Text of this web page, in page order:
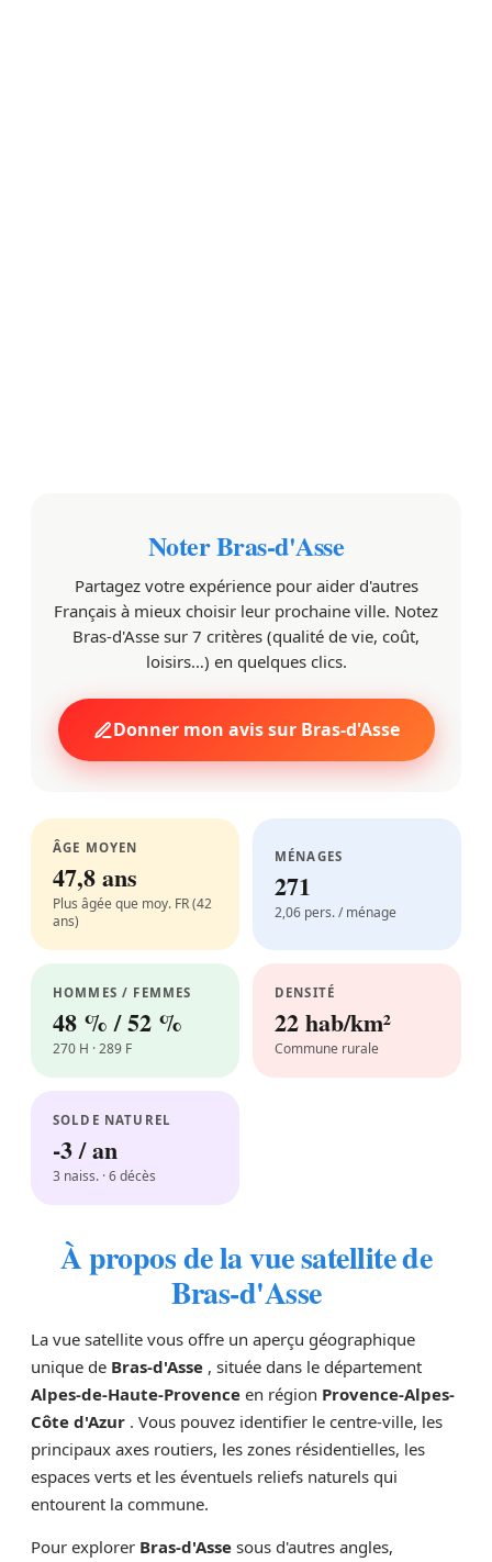
Noter Bras-d'Asse
Partagez votre expérience pour aider d'autres
Français à mieux choisir leur prochaine ville. Notez
Bras-d'Asse sur 7 critères (qualité de vie, coût,
loisirs…) en quelques clics.
Donner mon avis sur Bras-d'Asse
ÂGE MOYEN
47,8 ans
Plus âgée que moy. FR (42
ans)
MÉNAGES
271
2,06 pers. / ménage
HOMMES / FEMMES
48 % / 52 %
270 H · 289 F
DENSITÉ
22 hab/km²
Commune rurale
SOLDE NATUREL
-3 / an
3 naiss. · 6 décès
À propos de la vue satellite de
Bras-d'Asse
La vue satellite vous offre un aperçu géographique
unique de Bras-d'Asse , située dans le département
Alpes-de-Haute-Provence en région Provence-Alpes-
Côte d'Azur . Vous pouvez identifier le centre-ville, les
principaux axes routiers, les zones résidentielles, les
espaces verts et les éventuels reliefs naturels qui
entourent la commune.
Pour explorer Bras-d'Asse sous d'autres angles,